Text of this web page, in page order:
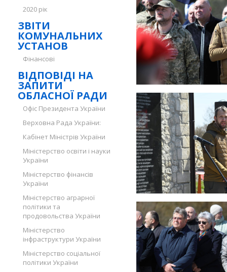
2020 рік
ЗВІТИ
КОМУНАЛЬНИХ
УСТАНОВ
Фінансові
ВІДПОВІДІ НА
ЗАПИТИ
ОБЛАСНОЇ РАДИ
Офіс Президента України
Верховна Рада України:
Кабінет Міністрів України
Міністерство освіти і науки
України
Міністерство фінансів
України
Міністерство аграрної
політики та
продовольства України
Міністерство
інфраструктури України
Міністерство соціальної
політики України